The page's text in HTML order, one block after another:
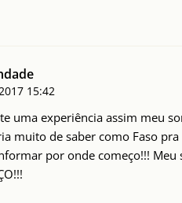
15:42
uma experiência assim meu
muito de saber como Faso
por onde começo!!! Meu